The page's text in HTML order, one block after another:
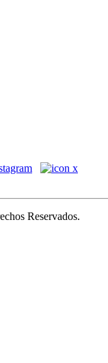
Reservados.